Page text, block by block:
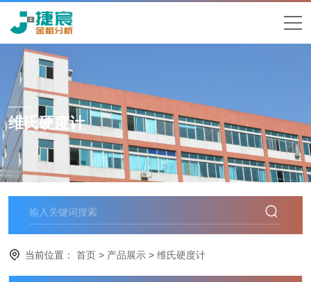
维氏硬度计
当前位置： 首页 > 产品展示 > 维氏硬度计